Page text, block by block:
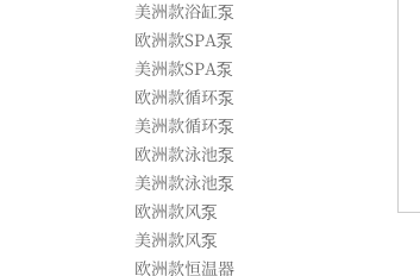
美洲款浴缸泵
欧洲款SPA泵
美洲款SPA泵
欧洲款循环泵
美洲款循环泵
欧洲款泳池泵
美洲款泳池泵
欧洲款风泵
美洲款风泵
欧洲款恒温器